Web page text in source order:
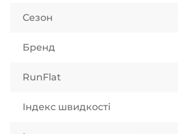
Сезон
Бренд
RunFlat
Індекс швидкості